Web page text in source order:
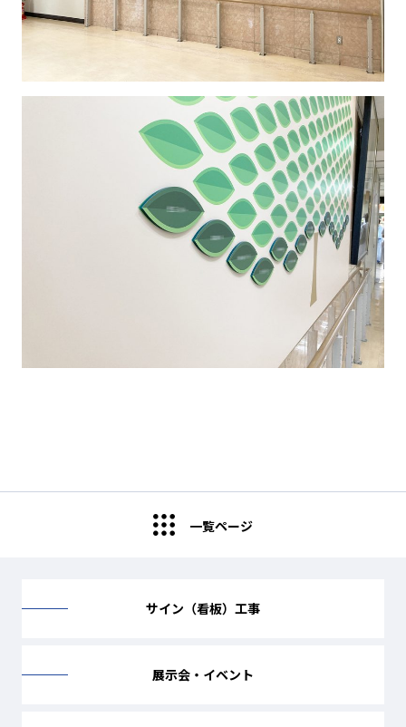
一覧ページ
サイン（看板）工事
展示会・イベント